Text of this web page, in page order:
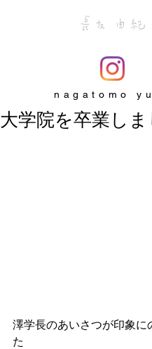
nagatomo
大学院を卒業しま
澤学長のあいさつが印象に
た